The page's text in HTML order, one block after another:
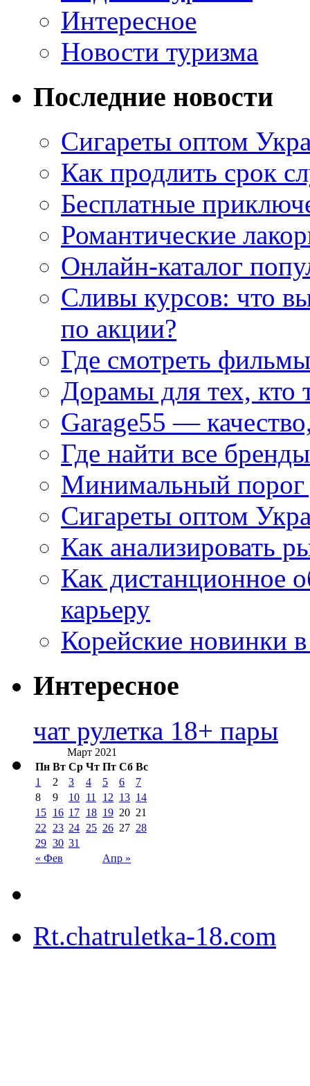
Интересное
Новости туризма
Последние новости
Сигареты оптом
Как продлить срок
Бесплатные
Романтические
Онлайн-каталог
Сливы курсов: что
по акции?
Где смотреть
Дорамы для тех, кто
Garage55 —
Где найти все
Минимальный порог
Сигареты оптом
Как анализировать
Как дистанционное
карьеру
Корейские новинки
Интересное
чат рулетка 18+ пары
Март 2021
Пн Вт Ср Чт Пт Сб Вс
« Фев Апр »
1 2 3 4 5 6
7
8
9 10 11 12 13 14
15 16 17 18 19 20 21
22
23 24 25 26 27 28
29 30 31
Rt.chatruletka-18.com